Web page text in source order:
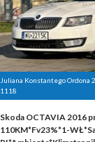
Juliana Konstantego Ordona
1118
Skoda OCTAVIA 2016
110KM*Fv23%*1-